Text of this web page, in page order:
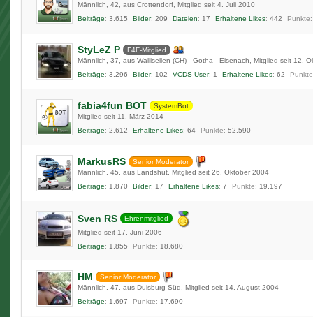
Männlich
42 aus Crottendorf Mitglied seit 4. Juli 2010
Beiträge
3.615 Bilder 209 Dateien 17 Erhaltene Likes 442 Punkte
StyLeZ P
F4F-Mitglied
Männlich
37 aus Wallisellen (CH) - Gotha - Eisenach
Mitglied seit 12.
Beiträge
3.296 Bilder 102 VCDS-User 1 Erhaltene Likes 62 Punkte
fabia4fun BOT
SystemBot
Mitglied seit 11. März 2014
Beiträge
2.612 Erhaltene Likes 64 Punkte 52.590
MarkusRS
Senior Moderator
Männlich
45 aus Landshut Mitglied seit 26. Oktober 2004
Beiträge
1.870 Bilder 17 Erhaltene Likes 7 Punkte 19.197
Sven RS
Ehrenmitglied
Mitglied seit 17. Juni 2006
Beiträge
1.855 Punkte 18.680
HM
Senior Moderator
Männlich
47 aus Duisburg-Süd
Mitglied seit 14. August 2004
Beiträge
1.697 Punkte 17.690